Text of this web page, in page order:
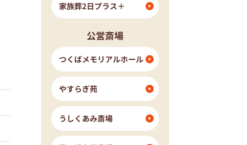
家族葬2日プラス＋
公営斎場
つくばメモリアルホール
やすらぎ苑
うしくあみ斎場